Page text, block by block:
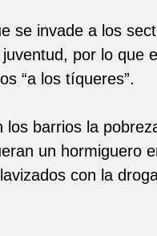
se invade a los
por lo que
“a los tíqueres”.
los barrios la
un hormiguero
con la